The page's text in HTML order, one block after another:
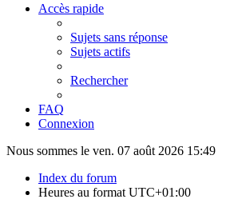
Accès rapide
Sujets sans réponse
Sujets actifs
Rechercher
FAQ
Connexion
Nous sommes le ven. 07 août 2026 15:49
Index du forum
Heures au format UTC+01:00